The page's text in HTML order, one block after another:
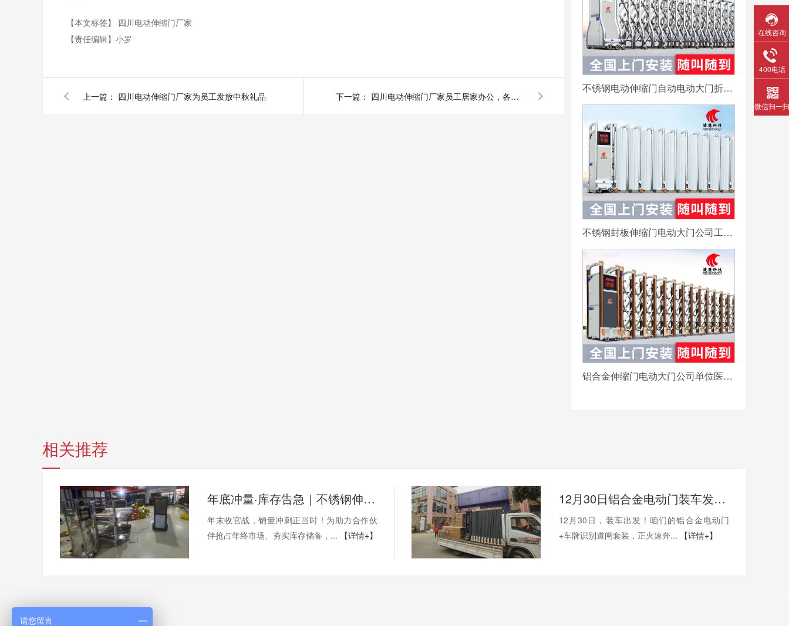
【本文标签】 四川电动伸缩门厂家
【责任编辑】 小罗
上一篇： 四川电动伸缩门厂家为员工发放中秋礼品 下一篇： 四川电动伸缩门厂家员工居家办公，各司其职
不锈钢电动伸缩门自动电动大门折叠平移分段铝合金工地工厂封板门
不锈钢封板伸缩门电动大门公司工厂工地分段折叠平移自动收缩门
铝合金伸缩门电动大门公司单位医院工厂分段平移折叠自动收缩门
相关推荐
年底冲量·库存告急｜不锈钢伸缩门量产供应中
年末收官战，销量冲刺正当时！为助力合作伙
伴抢占年终市场、夯实库存储备，...
【详情+】
12月30日铝合金电动门装车发眉山，年底现货速订！
12月30日，装车出发！咱们的铝合金电动门
+车牌识别道闸套装，正火速奔...
【详情+】
在线咨询
400电话
微信扫一扫
请您留言